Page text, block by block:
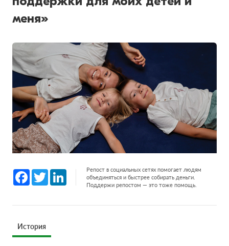
меня»
Facebook
Twitter LinkedInРепост в социальных сетях помогает людям
объединяться и быстрее собирать деньги.
Поддержи репостом — это тоже помощь.
История